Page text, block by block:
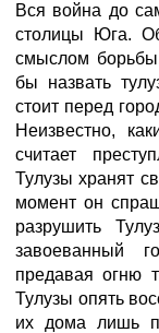
Вся война до
столицы Юга.
смыслом
бы назвать
стоит перед
Неизвестно,
считает
Тулузы хранят
момент он
разрушить
завоеванный
предавая огню
Тулузы опять
их дома лишь